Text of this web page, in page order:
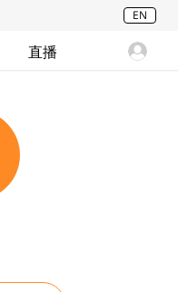
EN
直播